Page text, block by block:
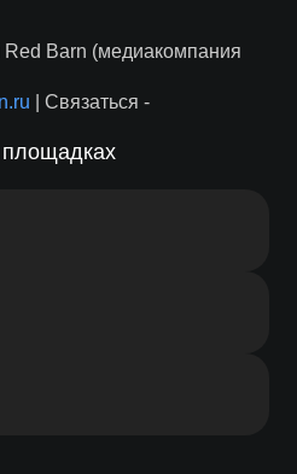
Red Barn (медиакомпания
| Связаться -